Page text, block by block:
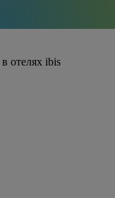
в отелях ibis